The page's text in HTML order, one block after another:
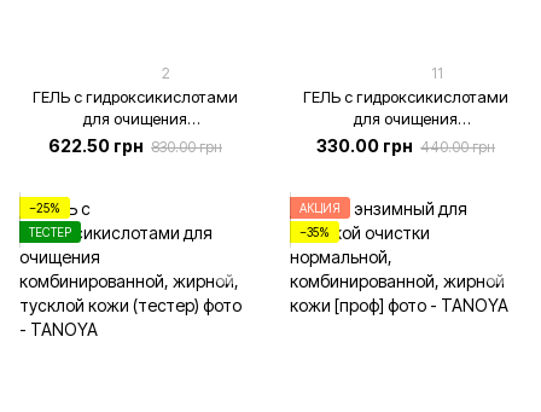
2
ГЕЛЬ с гидроксикислотами
для очищения
комбинированной, жирной,
тусклой кожи [проф], 500 мл
622.50 грн 830.00 грн
11
ГЕЛЬ с гидроксикислотами
для очищения
комбинированной, жирной,
тусклой кожи, 200 мл
330.00 грн 440.00 грн
−25%
ТЕСТЕР
АКЦИЯ
−35%